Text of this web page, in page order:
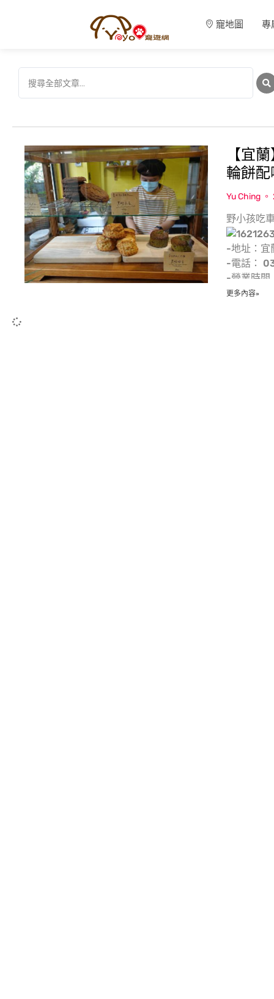
寵地圖 專
【宜
輪餅
Yu Ching
野小孩吃
-地址：宜
-電話：
-營業時間
週日11：
更多內容»